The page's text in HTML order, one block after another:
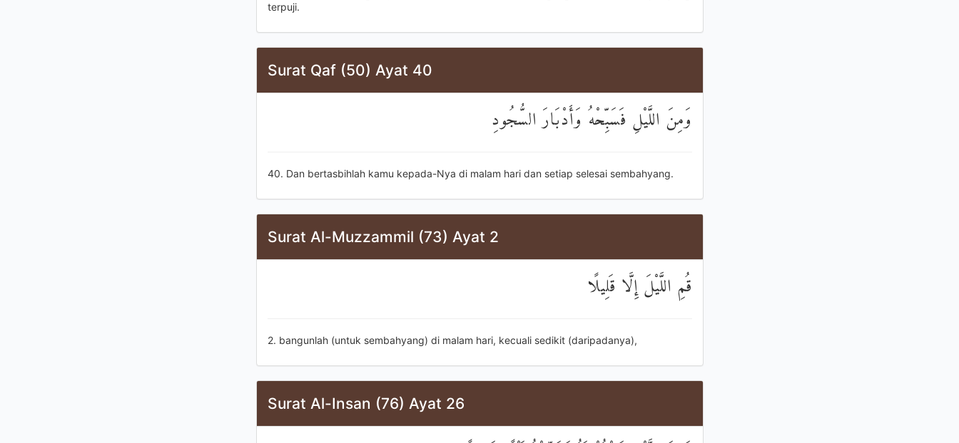
terpuji.
Surat Qaf (50) Ayat 40
وَمِنَ اللَّيْلِ فَسَبِّحْهُ وَأَدْبَارَ السُّجُودِ
40. Dan bertasbihlah kamu kepada-Nya di malam hari dan setiap selesai sembahyang.
Surat Al-Muzzammil (73) Ayat 2
قُمِ اللَّيْلَ إِلَّا قَلِيلًا
2. bangunlah (untuk sembahyang) di malam hari, kecuali sedikit (daripadanya),
Surat Al-Insan (76) Ayat 26